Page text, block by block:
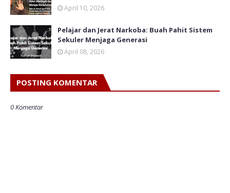
April 10, 2026
Pelajar dan Jerat Narkoba: Buah Pahit Sistem
Sekuler Menjaga Generasi
April 08, 2026
POSTING KOMENTAR
0 Komentar